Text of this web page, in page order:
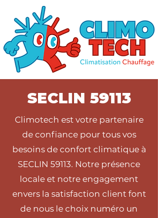
SECLIN 59113
Climotech est votre partenaire
de confiance pour tous vos
besoins de confort climatique à
SECLIN 59113. Notre présence
locale et notre engagement
envers la satisfaction client font
de nous le choix numéro un